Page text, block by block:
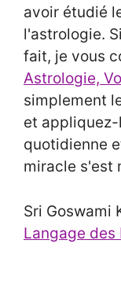
avoir étudié
l'astrologie.
fait, je vous
Astrologie,
simplement
et
quotidienne
miracle s'est
Sri Goswami
Langage des